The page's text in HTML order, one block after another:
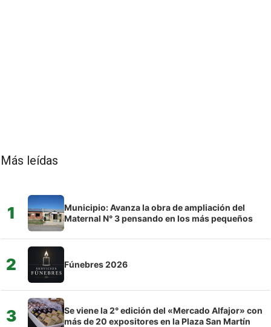
Más leídas
1
Municipio: Avanza la obra de ampliación del
Maternal N° 3 pensando en los más pequeños
2 Fúnebres 2026
3
Se viene la 2° edición del «Mercado Alfajor» con
más de 20 expositores en la Plaza San Martín